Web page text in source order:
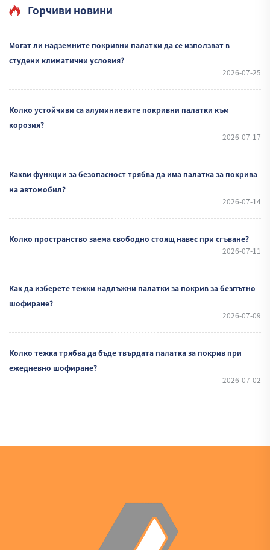
Горчиви новини
Могат ли надземните покривни палатки да се използват в
студени климатични условия?
2026-07-25
Колко устойчиви са алуминиевите покривни палатки към
корозия?
2026-07-17
Какви функции за безопасност трябва да има палатка за покрива
на автомобил?
2026-07-14
Колко пространство заема свободно стоящ навес при сгъване?
2026-07-11
Как да изберете тежки надлъжни палатки за покрив за безпътно
шофиране?
2026-07-09
Колко тежка трябва да бъде твърдата палатка за покрив при
ежедневно шофиране?
2026-07-02